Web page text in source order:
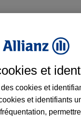
et aux
x2
et
cookies et
et identifiants